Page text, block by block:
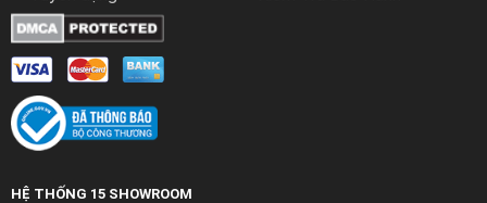
HỆ THỐNG 15 SHOWROOM